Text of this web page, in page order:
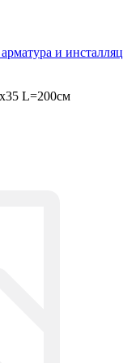
и
L=200см